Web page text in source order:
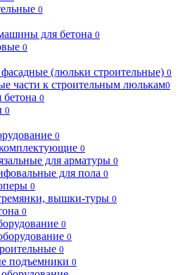
0
для бетона 0
0
(люльки строительные) 0
части к строительным люлькам0
бетона 0
0
0
0
для арматуры 0
для пола 0
0
вышки-туры 0
0
0
0
0
подъемники 0